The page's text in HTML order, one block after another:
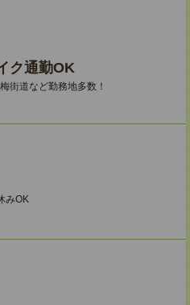
ク通勤OK
街道など勤務地多数！
みOK